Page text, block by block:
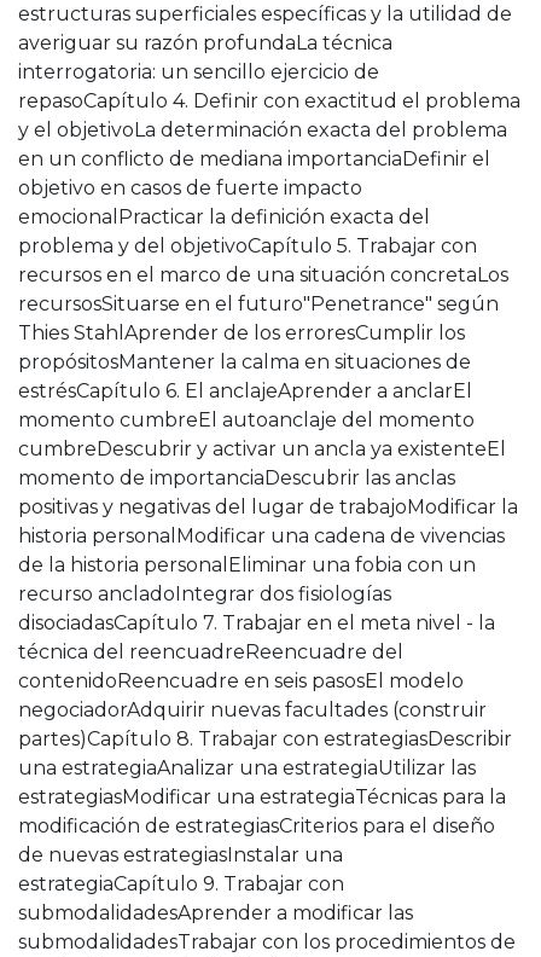
estructuras superficiales específicas y la utilidad de
averiguar su razón profundaLa técnica
interrogatoria: un sencillo ejercicio de
repasoCapítulo 4. Definir con exactitud el problema
y el objetivoLa determinación exacta del problema
en un conflicto de mediana importanciaDefinir el
objetivo en casos de fuerte impacto
emocionalPracticar la definición exacta del
problema y del objetivoCapítulo 5. Trabajar con
recursos en el marco de una situación concretaLos
recursosSituarse en el futuro"Penetrance" según
Thies StahlAprender de los erroresCumplir los
propósitosMantener la calma en situaciones de
estrésCapítulo 6. El anclajeAprender a anclarEl
momento cumbreEl autoanclaje del momento
cumbreDescubrir y activar un ancla ya existenteEl
momento de importanciaDescubrir las anclas
positivas y negativas del lugar de trabajoModificar la
historia personalModificar una cadena de vivencias
de la historia personalEliminar una fobia con un
recurso ancladoIntegrar dos fisiologías
disociadasCapítulo 7. Trabajar en el meta nivel - la
técnica del reencuadreReencuadre del
contenidoReencuadre en seis pasosEl modelo
negociadorAdquirir nuevas facultades (construir
partes)Capítulo 8. Trabajar con estrategiasDescribir
una estrategiaAnalizar una estrategiaUtilizar las
estrategiasModificar una estrategiaTécnicas para la
modificación de estrategiasCriterios para el diseño
de nuevas estrategiasInstalar una
estrategiaCapítulo 9. Trabajar con
submodalidadesAprender a modificar las
submodalidadesTrabajar con los procedimientos de